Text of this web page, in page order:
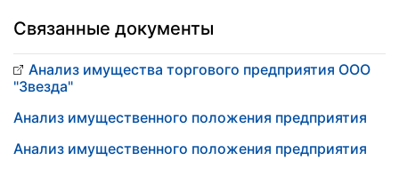
Связанные документы
Анализ имущества торгового предприятия ООО
"Звезда"
Анализ имущественного положения предприятия
Анализ имущественного положения предприятия